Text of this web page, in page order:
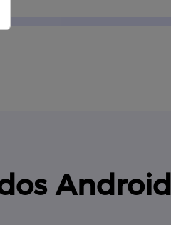
Android